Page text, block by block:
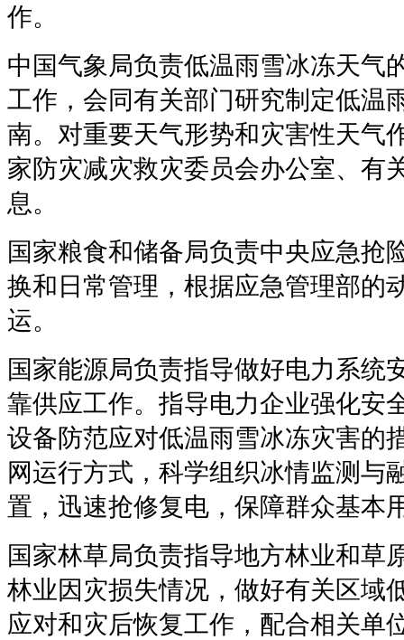
作。
中国气象局负责低温雨雪冰冻天气
工作，会同有关部门研究制定低温
南。对重要天气形势和灾害性天气
家防灾减灾救灾委员会办公室、有
息。
国家粮食和储备局负责中央应急抢
换和日常管理，根据应急管理部的
运。
国家能源局负责指导做好电力系统
靠供应工作。指导电力企业强化安
设备防范应对低温雨雪冰冻灾害的
网运行方式，科学组织冰情监测与
置，迅速抢修复电，保障群众基本
国家林草局负责指导地方林业和草
林业因灾损失情况，做好有关区域
应对和灾后恢复工作，配合相关单